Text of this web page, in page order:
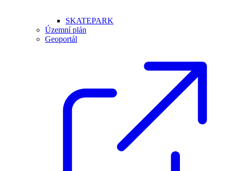
SKATEPARK
Územní plán
Geoportál